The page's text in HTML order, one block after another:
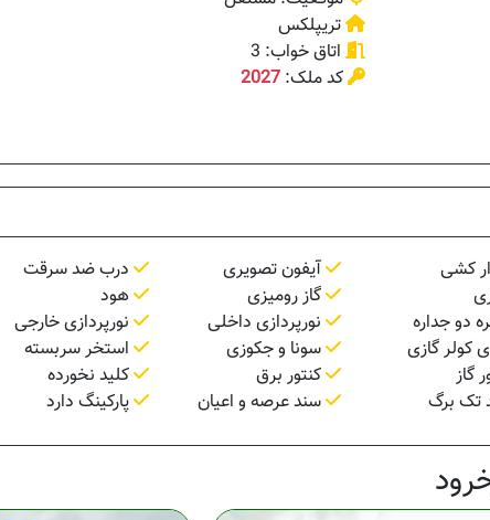
تریپلکس
اتاق خواب: 3
کد ملک: 2027
کشی آیفون تصویری
درب ضد سرقت
گاز رومیزی
هود
دو جداره نورپردازی داخلی
نورپردازی خارجی
کولر گازی سونا و جکوزی
استخر سربسته
گاز کنتور برق
کلید نخورده
تک برگ سند عرصه و اعیان پارکینگ دارد